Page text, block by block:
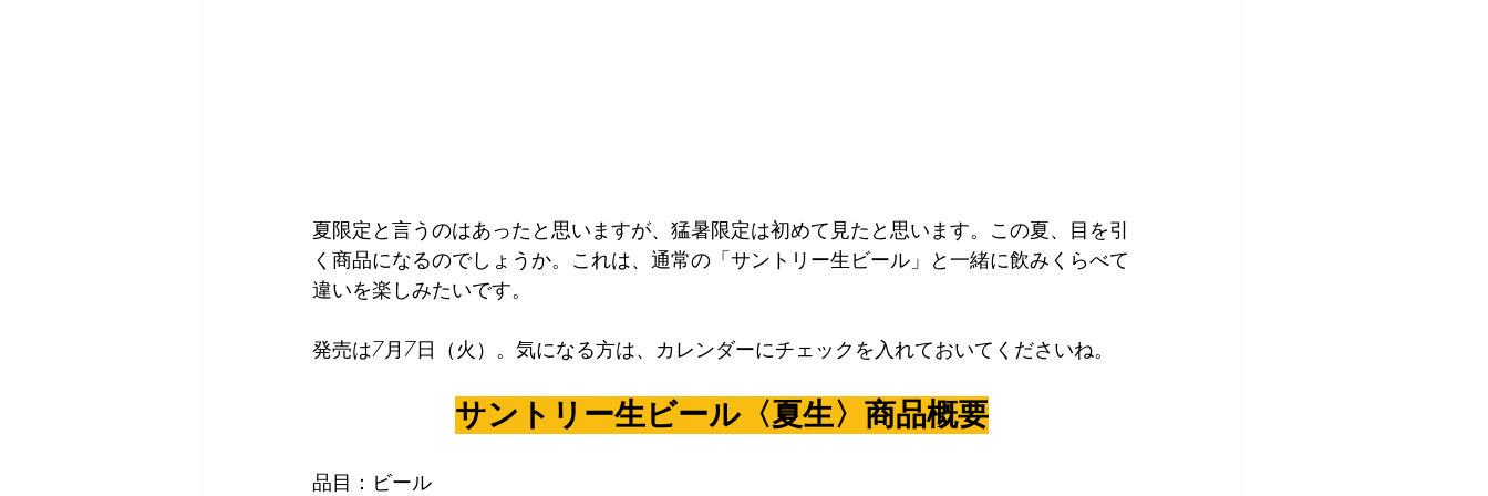
夏限定と言うのはあったと思いますが、猛暑限定は初めて見たと思います。この夏、目を引
く商品になるのでしょうか。これは、通常の「サントリー生ビール」と一緒に飲みくらべて
違いを楽しみたいです。
発売は7月7日（火）。気になる方は、カレンダーにチェックを入れておいてくださいね。
サントリー生ビール〈夏生〉商品概要
品目：ビール